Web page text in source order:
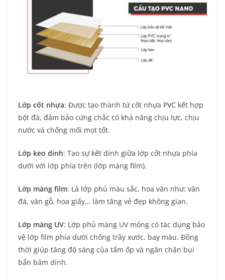
Lớp cốt nhựa: Được tạo thành từ cốt nhựa PVC kết hợp
bột đá, đảm bảo cứng chắc có khả năng chịu lực, chịu
nước và chống mối mọt tốt.
Lớp keo dính: Tạo sự kết dính giữa lớp cốt nhựa phía
dưới với lớp phía trên (lớp màng film).
Lớp màng film: Là lớp phủ màu sắc, hoa văn như: vân
đá, vân gỗ, hoa giấy… làm tăng vẻ đẹp không gian.
Lớp màng UV: Lớp phủ màng UV mỏng có tác dụng bảo
vệ lớp film phía dưới chống trầy xước, bay màu. Đồng
thời giúp tăng độ sáng của tấm ốp và ngăn chặn bụi
bẩn bám dính.